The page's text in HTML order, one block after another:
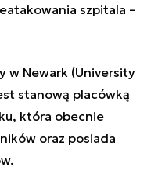
szpitala –
w Newark (University
stanową placówką
która obecnie
oraz posiada